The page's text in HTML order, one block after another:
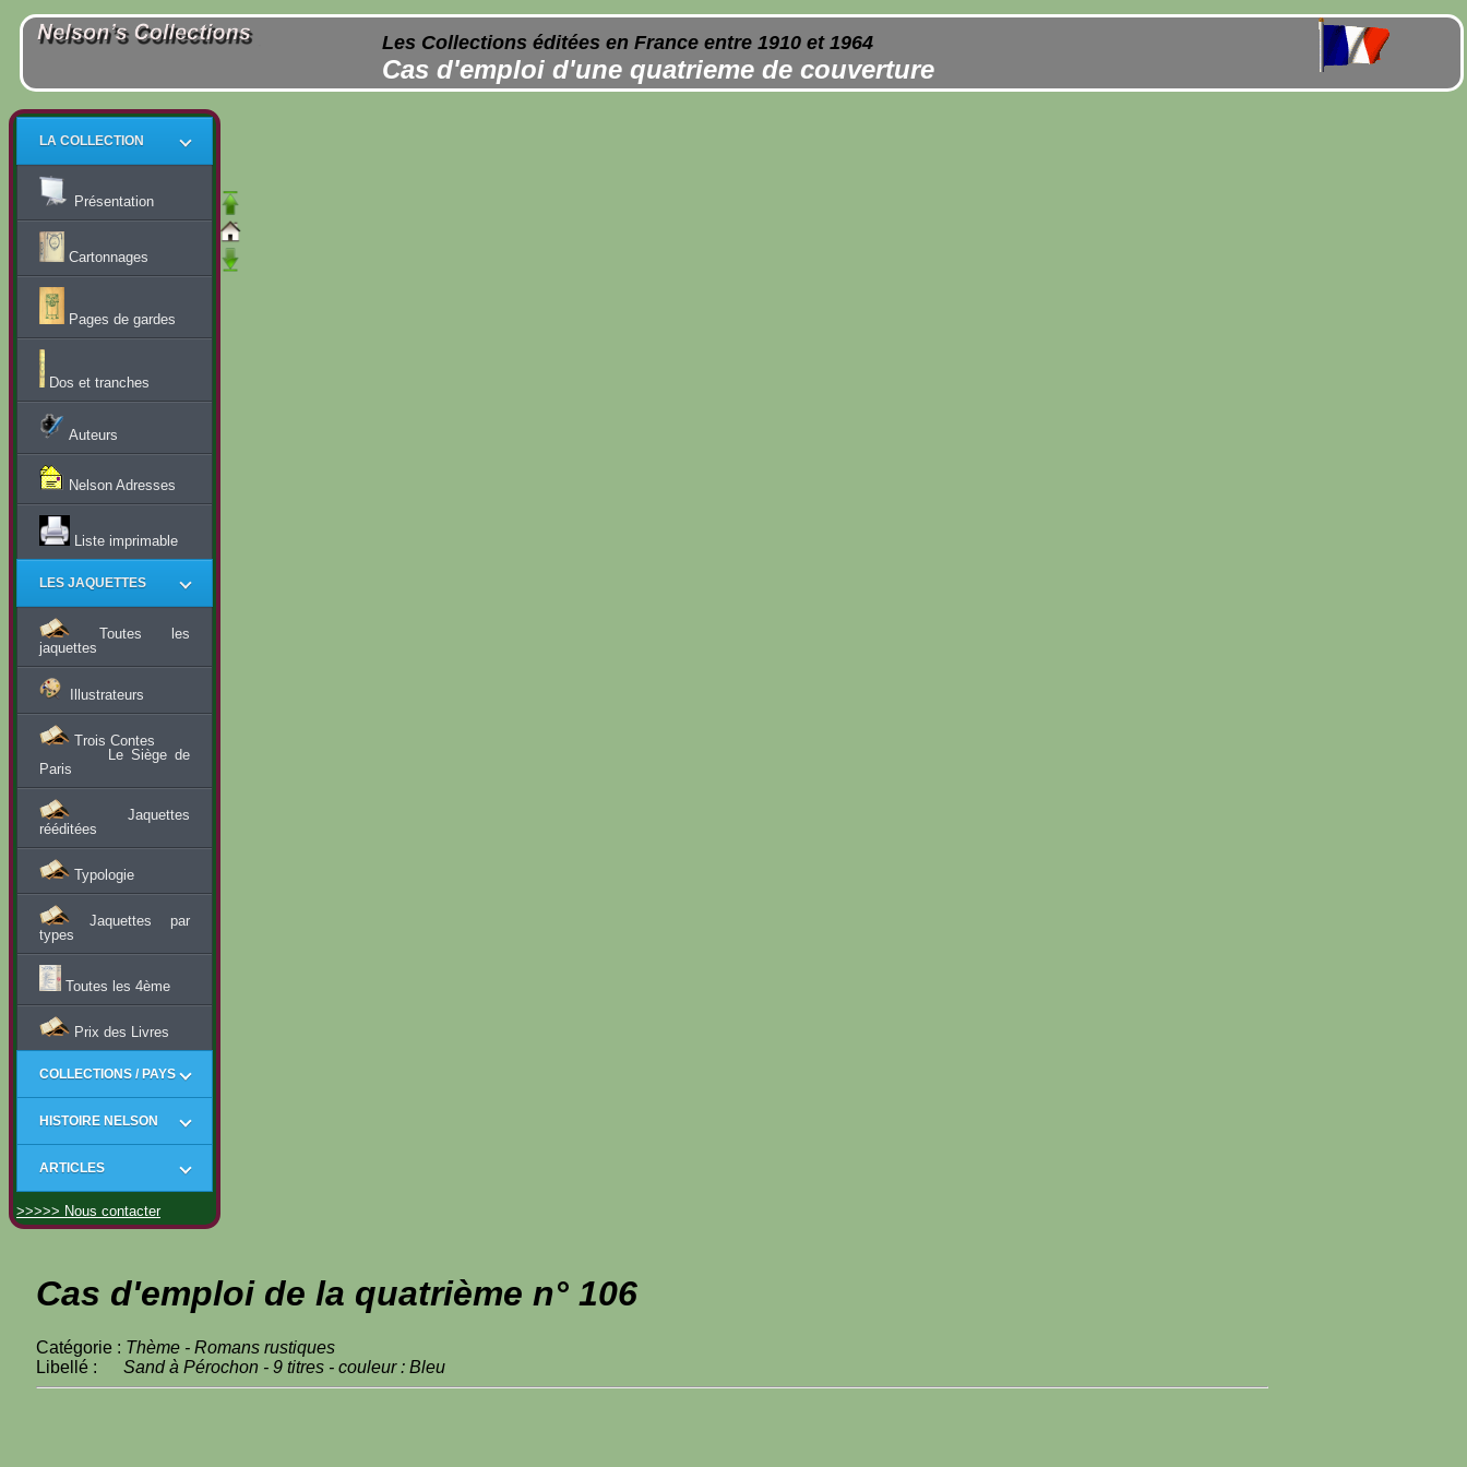
Les Collections éditées en France entre 1910 et 1964
Cas d'emploi d'une quatrieme de couverture
LA COLLECTION
Présentation
Cartonnages
Pages de gardes
Dos et tranches
Auteurs
Nelson Adresses
Liste imprimable
LES JAQUETTES
Toutes les
jaquettes
Illustrateurs
Trois Contes
Le Siège de
Paris
Jaquettes
rééditées
Typologie
Jaquettes par
types
Toutes les 4ème
Prix des Livres
COLLECTIONS / PAYS
HISTOIRE NELSON
ARTICLES
>>>>> Nous contacter
Cas d'emploi de la quatrième n° 106
Catégorie : Thème - Romans rustiques
Libellé : Sand à Pérochon - 9 titres - couleur : Bleu